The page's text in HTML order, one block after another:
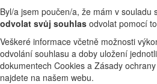
Byl/a jsem poučen/a, že mám v souladu
odvolat svůj souhlas odvolat pomocí
Veškeré informace včetně možnosti
odvolání souhlasu a doby uložení
dokumentech Cookies a Zásady
najdete na našem webu.